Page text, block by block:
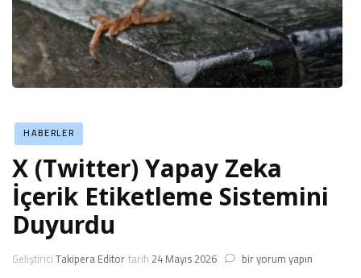
HABERLER
X (Twitter) Yapay Zeka
İçerik Etiketleme Sistemini
Duyurdu
GeliştiriciTakipera Editortarih 24 Mayıs 2026 Xbir yorum yapın